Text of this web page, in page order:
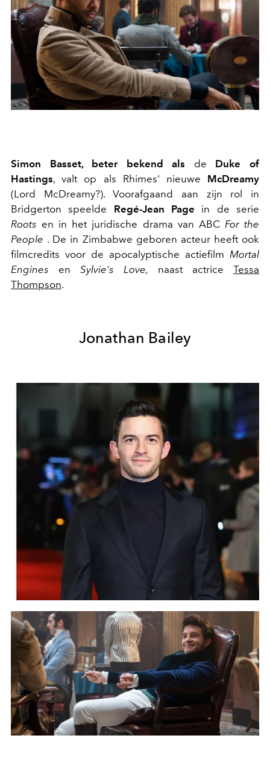
Simon Basset, beter bekend als de Duke of
Hastings, valt op als Rhimes' nieuwe McDreamy
(Lord McDreamy?). Voorafgaand aan zijn rol in
Bridgerton speelde Regé-Jean Page in de serie
Roots en in het juridische drama van ABC For the
People . De in Zimbabwe geboren acteur heeft ook
filmcredits voor de apocalyptische actiefilm Mortal
Engines en Sylvie's Love, naast actrice Tessa
Thompson.
Jonathan Bailey